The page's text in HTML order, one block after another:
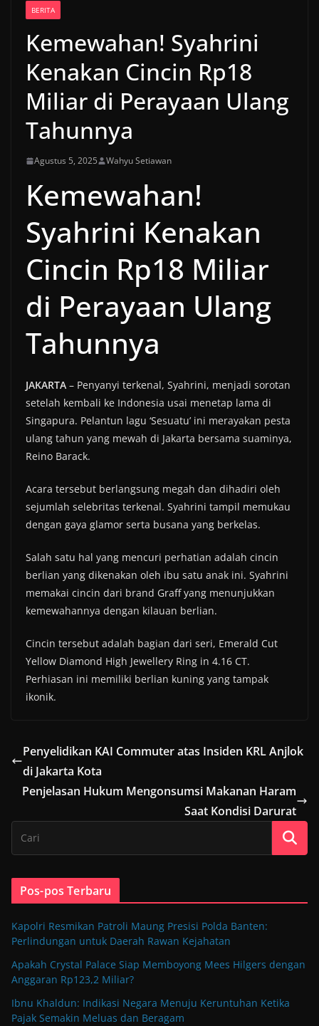
BERITA
Kemewahan! Syahrini
Kenakan Cincin Rp18
Miliar di Perayaan Ulang
Tahunnya
Agustus 5, 2025 Wahyu Setiawan
Kemewahan!
Syahrini Kenakan
Cincin Rp18 Miliar
di Perayaan Ulang
Tahunnya
JAKARTA – Penyanyi terkenal, Syahrini, menjadi sorotan
setelah kembali ke Indonesia usai menetap lama di
Singapura. Pelantun lagu ‘Sesuatu’ ini merayakan pesta
ulang tahun yang mewah di Jakarta bersama suaminya,
Reino Barack.
Acara tersebut berlangsung megah dan dihadiri oleh
sejumlah selebritas terkenal. Syahrini tampil memukau
dengan gaya glamor serta busana yang berkelas.
Salah satu hal yang mencuri perhatian adalah cincin
berlian yang dikenakan oleh ibu satu anak ini. Syahrini
memakai cincin dari brand Graff yang menunjukkan
kemewahannya dengan kilauan berlian.
Cincin tersebut adalah bagian dari seri, Emerald Cut
Yellow Diamond High Jewellery Ring in 4.16 CT.
Perhiasan ini memiliki berlian kuning yang tampak
ikonik.
Penyelidikan KAI Commuter atas Insiden KRL Anjlok
di Jakarta Kota
Penjelasan Hukum Mengonsumsi Makanan Haram
Saat Kondisi Darurat
Pos-pos Terbaru
Kapolri Resmikan Patroli Maung Presisi Polda Banten:
Perlindungan untuk Daerah Rawan Kejahatan
Apakah Crystal Palace Siap Memboyong Mees Hilgers dengan
Anggaran Rp123,2 Miliar?
Ibnu Khaldun: Indikasi Negara Menuju Keruntuhan Ketika
Pajak Semakin Meluas dan Beragam